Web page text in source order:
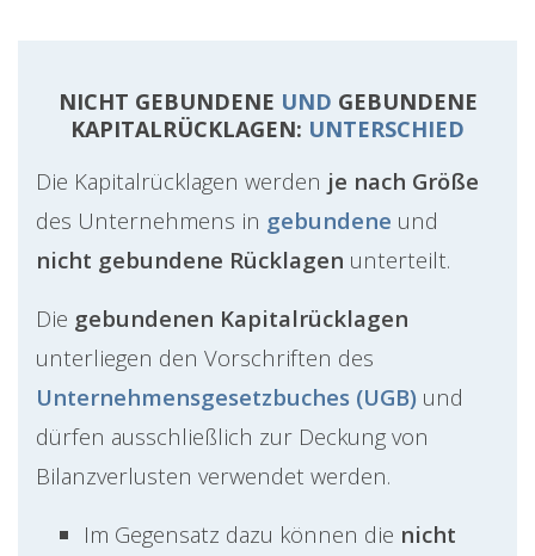
NICHT GEBUNDENE UND GEBUNDENE
KAPITALRÜCKLAGEN: UNTERSCHIED
Die Kapitalrücklagen werden je nach Größe
des Unternehmens in gebundene und
nicht gebundene Rücklagen unterteilt.
Die gebundenen Kapitalrücklagen
unterliegen den Vorschriften des
Unternehmensgesetzbuches (UGB) und
dürfen ausschließlich zur Deckung von
Bilanzverlusten verwendet werden.
Im Gegensatz dazu können die nicht